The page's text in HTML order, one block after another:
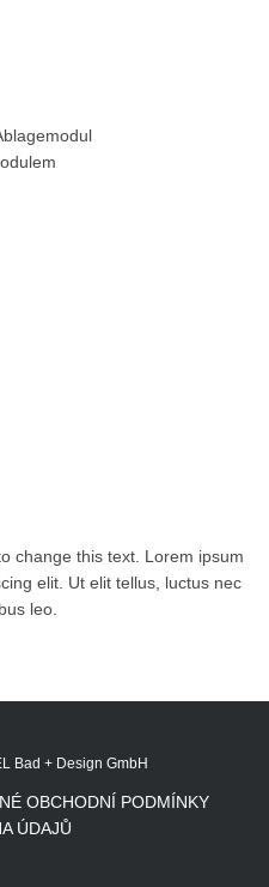
change this text. Lorem ipsum
elit. Ut elit tellus, luctus nec
leo.
Bad + Design GmbH
OBCHODNÍ PODMÍNKY
ÚDAJŮ